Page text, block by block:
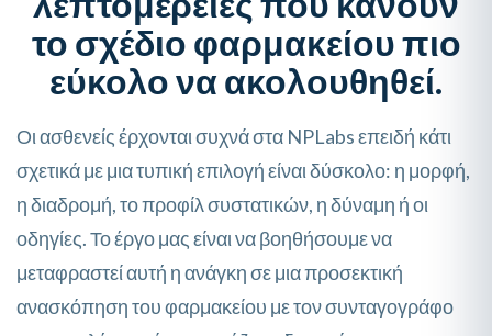
το σχέδιο φαρμακείου πιο
εύκολο να ακολουθηθεί.
Οι ασθενείς έρχονται συχνά στα NPLabs επειδή κάτι
σχετικά με μια τυπική επιλογή είναι δύσκολο: η μορφή,
η διαδρομή, το προφίλ συστατικών, η δύναμη ή οι
οδηγίες. Το έργο μας είναι να βοηθήσουμε να
μεταφραστεί αυτή η ανάγκη σε μια προσεκτική
ανασκόπηση του φαρμακείου με τον συνταγογράφο